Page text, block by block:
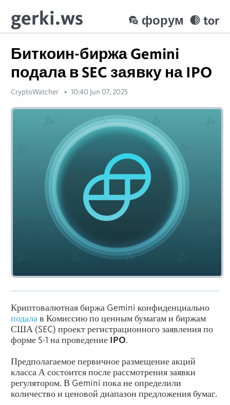
gerki.ws tor
форум
Биткоин-биржа Gemini
подала в SEC заявку на IPO
CryptoWatcher 10:40 Jun 07, 2025
Криптовалютная биржа Gemini конфиденциально
подала в Комиссию по ценным бумагам и биржам
США (SEC) проект регистрационного заявления по
форме S-1 на проведение IPO.
Предполагаемое первичное размещение акций
класса А состоится после рассмотрения заявки
регулятором. В Gemini пока не определили
количество и ценовой диапазон предложения бумаг.